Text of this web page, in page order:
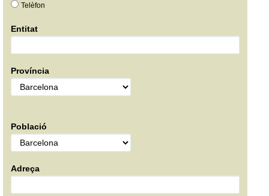
Telèfon
Entitat
Província
Població
Adreça